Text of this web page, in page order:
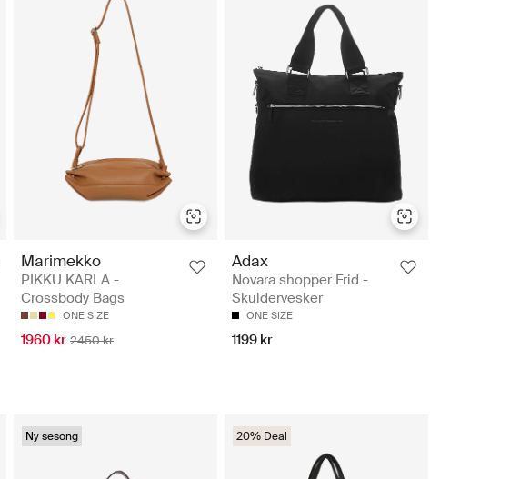
Marimekko
PIKKU KARLA -
Crossbody Bags
ONE SIZE
1960 kr 2450 kr
Adax
Novara shopper Frid -
Skuldervesker
ONE SIZE
1199 kr
Ny sesong 20% Deal